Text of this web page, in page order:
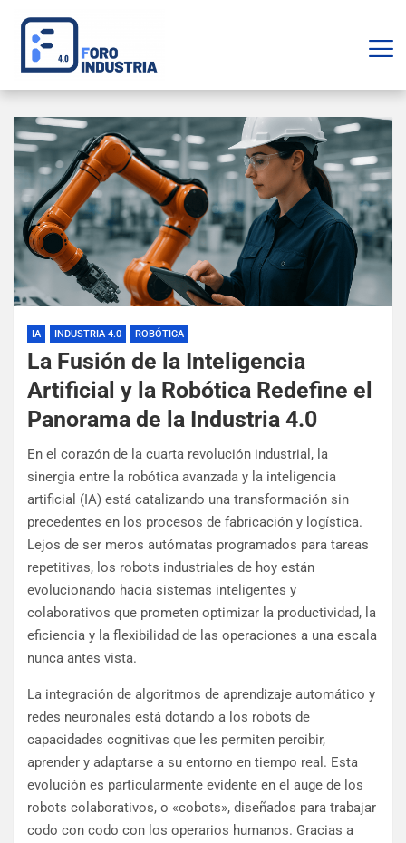
IA INDUSTRIA 4.0 ROBÓTICA
La Fusión de la Inteligencia
Artificial y la Robótica Redefine el
Panorama de la Industria 4.0
En el corazón de la cuarta revolución industrial, la
sinergia entre la robótica avanzada y la inteligencia
artificial (IA) está catalizando una transformación sin
precedentes en los procesos de fabricación y logística.
Lejos de ser meros autómatas programados para tareas
repetitivas, los robots industriales de hoy están
evolucionando hacia sistemas inteligentes y
colaborativos que prometen optimizar la productividad, la
eficiencia y la flexibilidad de las operaciones a una escala
nunca antes vista.
La integración de algoritmos de aprendizaje automático y
redes neuronales está dotando a los robots de
capacidades cognitivas que les permiten percibir,
aprender y adaptarse a su entorno en tiempo real. Esta
evolución es particularmente evidente en el auge de los
robots colaborativos, o «cobots», diseñados para trabajar
codo con codo con los operarios humanos. Gracias a